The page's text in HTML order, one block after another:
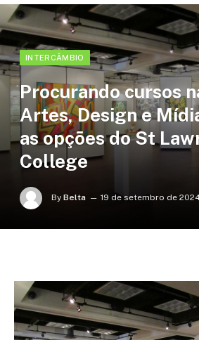
INTERCÂMBIO
Procurando cursos
Artes, Design e
as opções do St
College
By Belta 19 de setembro de